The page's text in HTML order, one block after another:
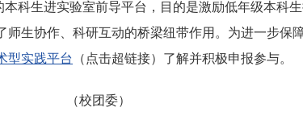
科生进实验室前导平台，目的是激励低年级本科
生协作、科研互动的桥梁纽带作用。为进一步保
型实践平台 （点击超链接）了解并积极申报参与。
（校团委）